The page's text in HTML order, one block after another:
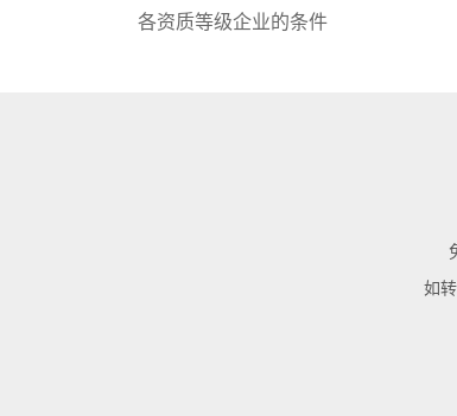
各资质等级企业的条件
如